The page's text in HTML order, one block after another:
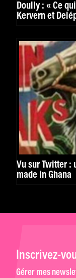
Doully : « Ce
Kervern et
Vu sur Twitter :
made in Ghana
Inscrivez-
Gérer mes